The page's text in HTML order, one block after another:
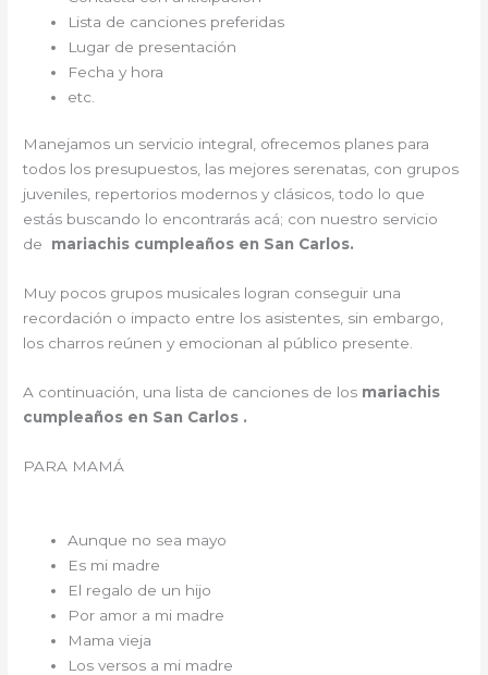
Lista de canciones preferidas
Lugar de presentación
Fecha y hora
etc.
Manejamos un servicio integral, ofrecemos planes para
todos los presupuestos, las mejores serenatas, con grupos
juveniles, repertorios modernos y clásicos, todo lo que
estás buscando lo encontrarás acá; con nuestro servicio
de mariachis cumpleaños en San Carlos.
Muy pocos grupos musicales logran conseguir una
recordación o impacto entre los asistentes, sin embargo,
los charros reúnen y emocionan al público presente.
A continuación, una lista de canciones de los mariachis
cumpleaños en San Carlos .
PARA MAMÁ
Aunque no sea mayo
Es mi madre
El regalo de un hijo
Por amor a mi madre
Mama vieja
Los versos a mi madre